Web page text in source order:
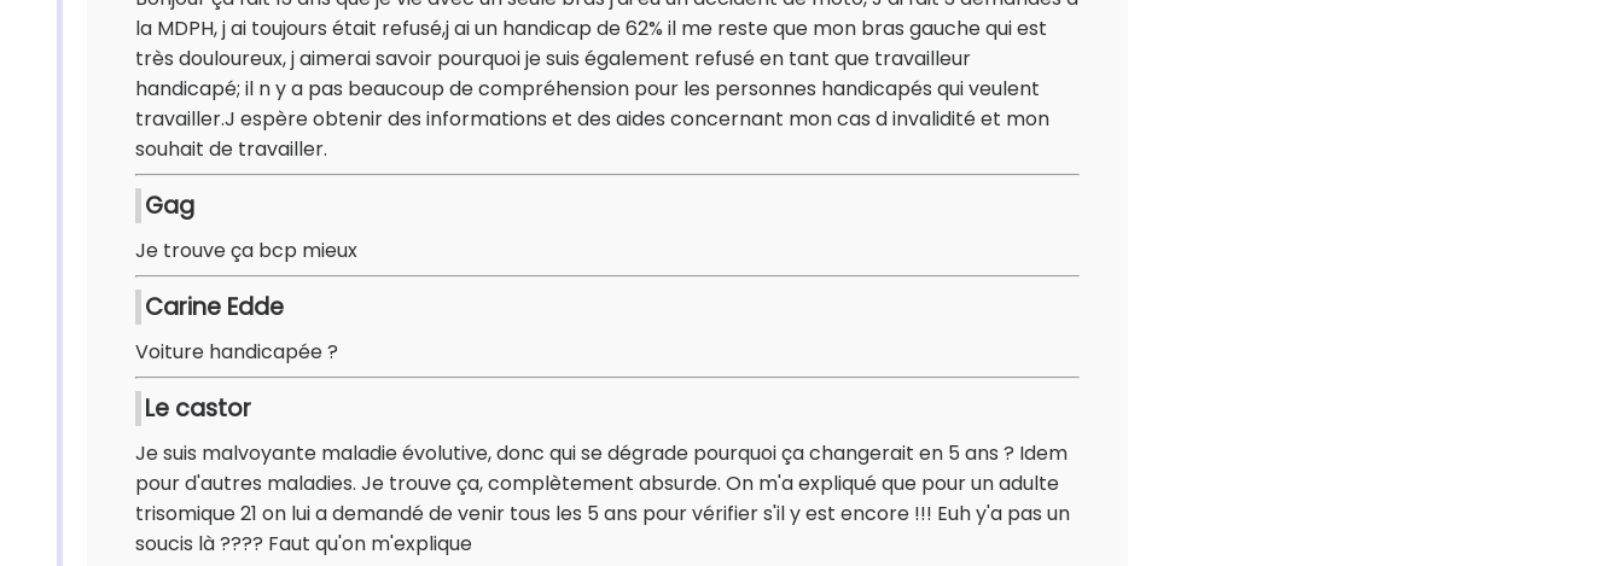
la MDPH, j ai toujours était refusé,j ai un handicap de 62% il me reste que mon bras gauche qui est
très douloureux, j aimerai savoir pourquoi je suis également refusé en tant que travailleur
handicapé; il n y a pas beaucoup de compréhension pour les personnes handicapés qui veulent
travailler.J espère obtenir des informations et des aides concernant mon cas d invalidité et mon
souhait de travailler.
Gag
Je trouve ça bcp mieux
Carine Edde
Voiture handicapée ?
Le castor
Je suis malvoyante maladie évolutive, donc qui se dégrade pourquoi ça changerait en 5 ans ? Idem
pour d'autres maladies. Je trouve ça, complètement absurde. On m'a expliqué que pour un adulte
trisomique 21 on lui a demandé de venir tous les 5 ans pour vérifier s'il y est encore !!! Euh y'a pas un
soucis là ???? Faut qu'on m'explique